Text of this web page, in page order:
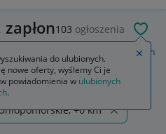
103 ogłoszenia
Układ elektryczny, zapłon
+0 km
do ulubionych.
nowe oferty, wyślemy Ci je
powiadomienia w ulubionych
.